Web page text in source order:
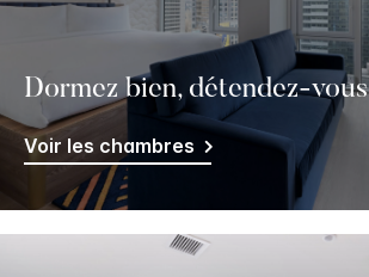
Dormez bien, détendez-vous
Voir les chambres